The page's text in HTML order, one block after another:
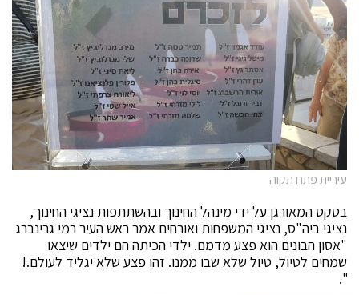
עיריית פתח תקוה
בטקס המאורגן על ידי מינהל החינוך ובהשתתפות נציגי החינוך,
נציגי ביה"ס, נציגי המשפחות ואורחים אמר ראש העיר רמי גרינברג
"אסון הבונים הוא פצע מדמם. ילדי הכיתה הם ילדים שיצאו
שמחים לטיול, טיול שלא שבו ממנו. זהו פצע שלא יגליד לעולם.!
".